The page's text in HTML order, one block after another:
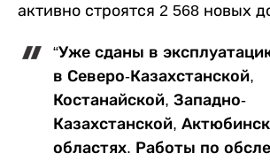
активно строятся 2 568 новых
“Уже сданы в
в Северо-Казахстанской,
Костанайской, Западно-
Казахстанской,
областях. Работы по